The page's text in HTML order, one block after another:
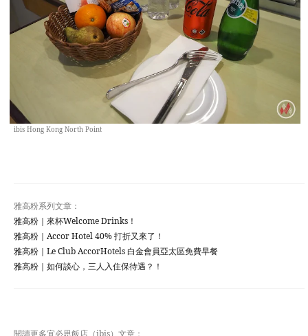
ibis Hong Kong North Point
雅高粉系列文章：
雅高粉｜來杯Welcome Drinks！
雅高粉｜Accor Hotel 40% 打折又來了！
雅高粉｜Le Club AccorHotels 白金會員亞太區免費早餐
雅高粉｜如何談心，三人入住保待遇？！
閱讀更多宜必思飯店（ibis）文章：